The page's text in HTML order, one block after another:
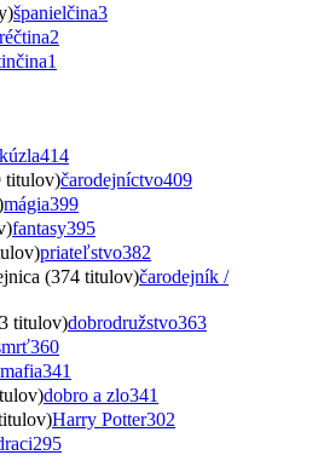
španielčina3
2
1
kúzla414
titulov)čarodejníctvo409
mágia399
fantasy395
priateľstvo382
(374 titulov)čarodejník /
titulov)dobrodružstvo363
360
mafia341
dobro a zlo341
Harry Potter302
295